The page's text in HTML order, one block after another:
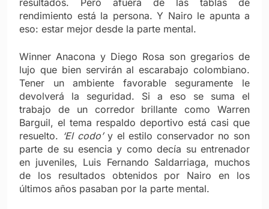
rendimiento está la persona. Y Nairo le apunta a
eso: estar mejor desde la parte mental.
Winner Anacona y Diego Rosa son gregarios de
lujo que bien servirán al escarabajo colombiano.
Tener un ambiente favorable seguramente le
devolverá la seguridad. Si a eso se suma el
trabajo de un corredor brillante como Warren
Barguil, el tema respaldo deportivo está casi que
resuelto. ‘El codo’y el estilo conservador no son
parte de su esencia y como decía su entrenador
en juveniles, Luis Fernando Saldarriaga, muchos
de los resultados obtenidos por Nairo en los
últimos años pasaban por la parte mental.